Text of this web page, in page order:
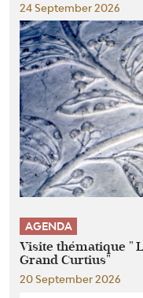
24 September 2026
AGENDA
Visite thématique "
Grand Curtius"
20 September 2026